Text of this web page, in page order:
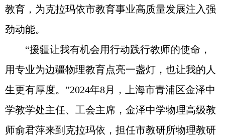
教育，为克拉玛依市教育事业高质量发展注入强
劲动能。
“援疆让我有机会用行动践行教师的使命，
用专业为边疆物理教育点亮一盏灯，也让我的人
生更有厚度。”2024年8月，上海市青浦区金泽中
学教学处主任、工会主席，金泽中学物理高级教
师俞君萍来到克拉玛依，担任市教研所物理教研